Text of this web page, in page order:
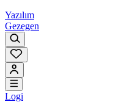
Yazılım
Gezegen
Logi